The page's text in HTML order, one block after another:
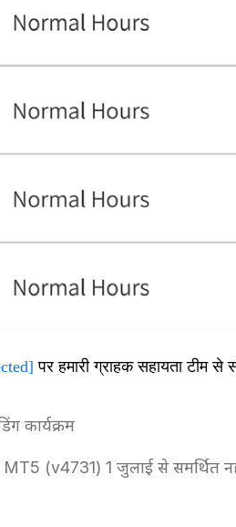
पर हमारी ग्राहक सहायता टीम
कार्यक्रम
(v4731) 1 जुलाई से समर्थित